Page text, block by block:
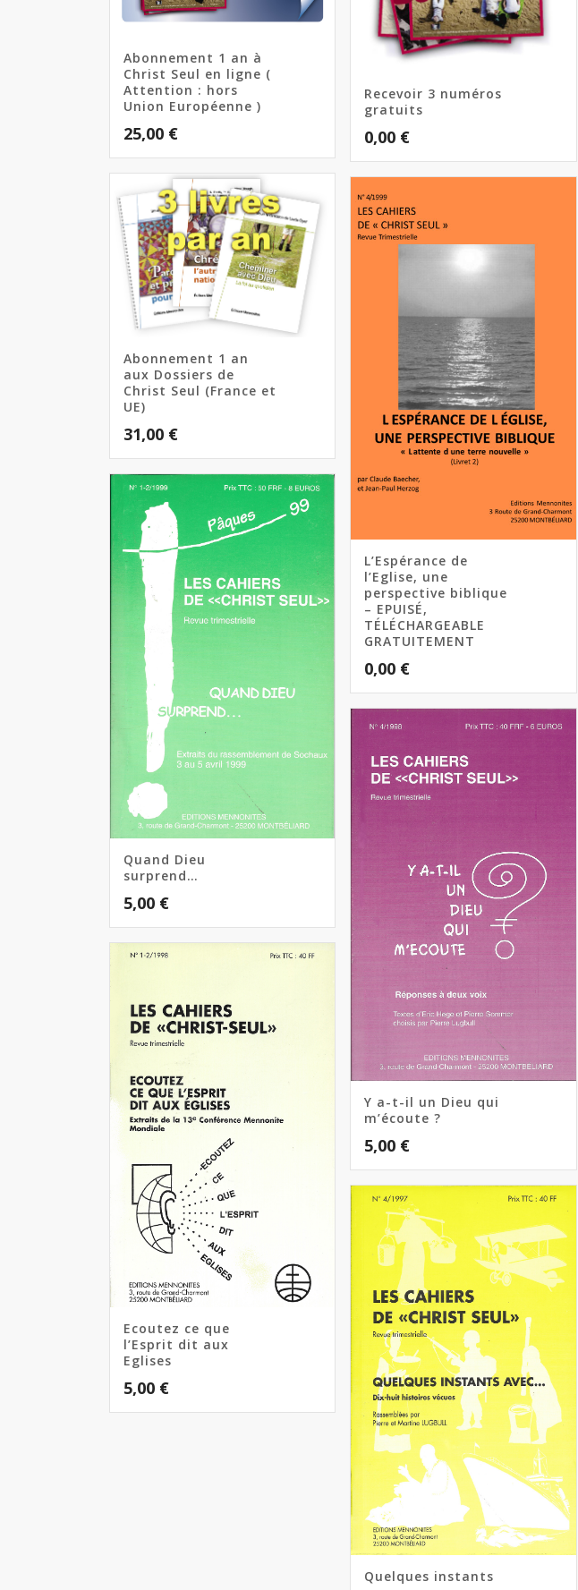
Recevoir 3 numéros
gratuits
0,00 €
Abonnement 1 an à
Christ Seul en ligne (
Attention : hors
Union Européenne )
25,00 €
Abonnement 1 an
aux Dossiers de
Christ Seul (France et
UE)
31,00 €
L’Espérance de
l’Eglise, une
perspective biblique
– EPUISÉ,
TÉLÉCHARGEABLE
GRATUITEMENT
0,00 €
Quand Dieu
surprend…
5,00 €
Y a-t-il un Dieu qui
m’écoute ?
5,00 €
Ecoutez ce que
l’Esprit dit aux
Eglises
5,00 €
Quelques instants